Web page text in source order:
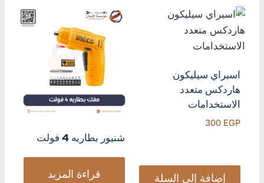
اسبراي سيليكون
هاردكس متعدد
الاستخدامات
300 EGP
إضافة إلى السلة
شنيور بطاريه 4 فولت
قراءة المزيد